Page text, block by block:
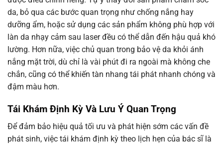
da, bỏ qua các bước quan trọng như chống nắng hay
dưỡng ẩm, hoặc sử dụng các sản phẩm không phù hợp với
làn da nhạy cảm sau laser đều có thể dẫn đến hậu quả khó
lường. Hơn nữa, việc chủ quan trong bảo vệ da khỏi ánh
nắng mặt trời, dù chỉ là vài phút đi ra ngoài mà không che
chắn, cũng có thể khiến tàn nhang tái phát nhanh chóng và
đậm màu hơn.
Tái Khám Định Kỳ Và Lưu Ý Quan Trọng
Để đảm bảo hiệu quả tối ưu và phát hiện sớm các vấn đề
phát sinh, việc tái khám định kỳ theo lịch hẹn của bác sĩ là